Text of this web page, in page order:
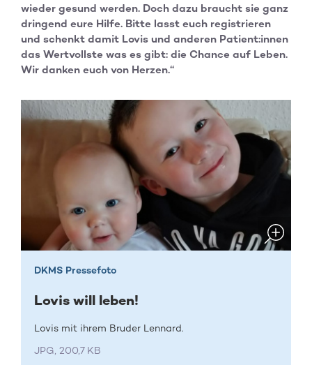
wieder gesund werden. Doch dazu braucht sie ganz
dringend eure Hilfe. Bitte lasst euch registrieren
und schenkt damit Lovis und anderen Patient:innen
das Wertvollste was es gibt: die Chance auf Leben.
Wir danken euch von Herzen.“
DKMS Pressefoto
Lovis will leben!
Lovis mit ihrem Bruder Lennard.
JPG, 200,7 KB